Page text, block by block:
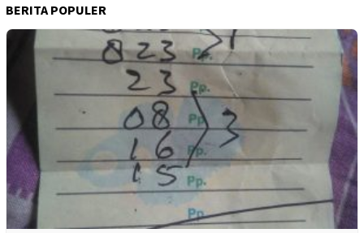
BERITA POPULER